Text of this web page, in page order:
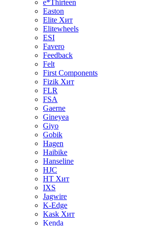
e*Thirteen
Easton
Elite Хит
Elitewheels
ESI
Favero
Feedback
Felt
First Components
Fizik Хит
FLR
FSA
Gaerne
Gineyea
Giyo
Gobik
Hagen
Haibike
Hanseline
HJC
HT Хит
IXS
Jagwire
K-Edge
Kask Хит
Kenda